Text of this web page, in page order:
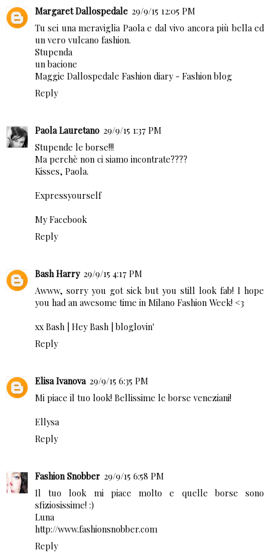
Margaret Dallospedale 29/9/15 12:05 PM
Tu sei una meraviglia Paola e dal vivo ancora più bella ed
un vero vulcano fashion.
Stupenda
un bacione
Maggie Dallospedale Fashion diary - Fashion blog
Reply
Paola Lauretano 29/9/15 1:37 PM
Stupende le borse!!!
Ma perchè non ci siamo incontrate????
Kisses, Paola.
Expressyourself
My Facebook
Reply
Bash Harry 29/9/15 4:17 PM
Awww, sorry you got sick but you still look fab! I hope
you had an awesome time in Milano Fashion Week! <3
xx Bash | Hey Bash |bloglovin'
Reply
Elisa Ivanova 29/9/15 6:35 PM
Mi piace il tuo look! Bellissime le borse veneziani!
Ellysa
Reply
Fashion Snobber 29/9/15 6:58 PM
Il tuo look mi piace molto e quelle borse sono
sfiziosissime! :)
Luna
http://www.fashionsnobber.com
Reply